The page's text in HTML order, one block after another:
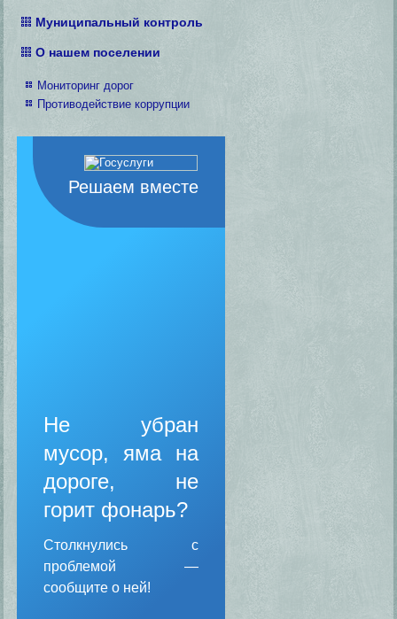
Муниципальный контроль
О нашем поселении
Мониторинг дорог
Противодействие коррупции
Решаем вместе
Не убран
мусор, яма на
дороге, не
горит фонарь?
Столкнулись с
проблемой —
сообщите о ней!